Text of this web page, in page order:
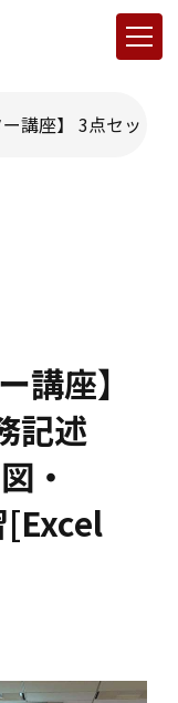
ー講座】 3点セット
講座】
記述
・
[Excel